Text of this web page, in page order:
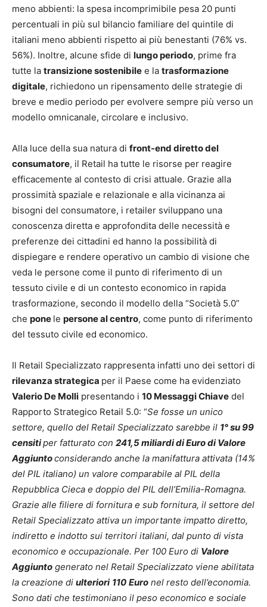
meno abbienti: la spesa incomprimibile pesa 20 punti
percentuali in più sul bilancio familiare del quintile di
italiani meno abbienti rispetto ai più benestanti (76% vs.
56%). Inoltre, alcune sfide di lungo periodo, prime fra
tutte la transizione sostenibile e la trasformazione
digitale, richiedono un ripensamento delle strategie di
breve e medio periodo per evolvere sempre più verso un
modello omnicanale, circolare e inclusivo.
Alla luce della sua natura di front-end diretto del
consumatore, il Retail ha tutte le risorse per reagire
efficacemente al contesto di crisi attuale. Grazie alla
prossimità spaziale e relazionale e alla vicinanza ai
bisogni del consumatore, i retailer sviluppano una
conoscenza diretta e approfondita delle necessità e
preferenze dei cittadini ed hanno la possibilità di
dispiegare e rendere operativo un cambio di visione che
veda le persone come il punto di riferimento di un
tessuto civile e di un contesto economico in rapida
trasformazione, secondo il modello della “Società 5.0”
che pone le persone al centro, come punto di riferimento
del tessuto civile ed economico.
Il Retail Specializzato rappresenta infatti uno dei settori di
rilevanza strategica per il Paese come ha evidenziato
Valerio De Molli presentando i 10 Messaggi Chiave del
Rapporto Strategico Retail 5.0: “Se fosse un unico
settore, quello del Retail Specializzato sarebbe il 1° su 99
censitiper fatturato con 241,5 miliardi di Euro di Valore
Aggiuntoconsiderando anche la manifattura attivata (14%
del PIL italiano) un valore comparabile al PIL della
Repubblica Cieca e doppio del PIL dell’Emilia-Romagna.
Grazie alle filiere di fornitura e sub fornitura, il settore del
Retail Specializzato attiva un importante impatto diretto,
indiretto e indotto sui territori italiani, dal punto di vista
economico e occupazionale. Per 100 Euro di Valore
Aggiunto generato nel Retail Specializzato viene abilitata
la creazione di ulteriori 110 Euro nel resto dell’economia.
Sono dati che testimoniano il peso economico e sociale